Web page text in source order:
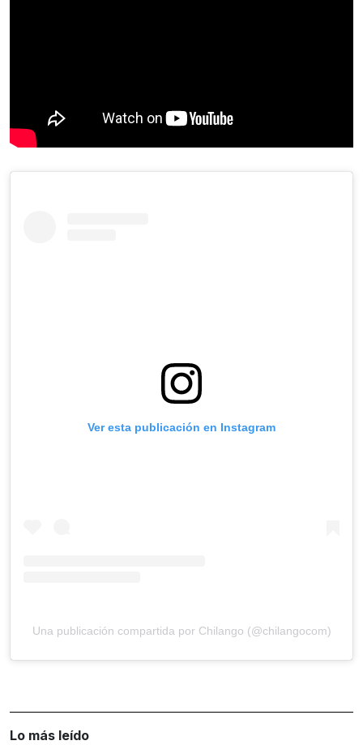
Ver esta publicación en Instagram
Una publicación compartida por Chilango (@chilangocom)
Lo más leído